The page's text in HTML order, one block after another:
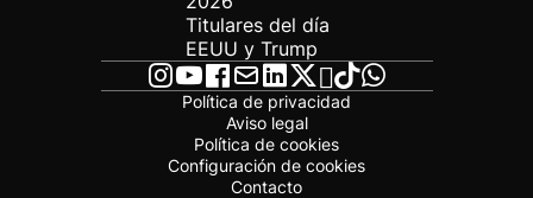
Titulares del día
EEUU y Trump
Política de privacidad
Aviso legal
Política de cookies
Configuración de cookies
Contacto